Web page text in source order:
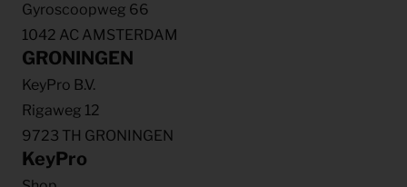
Gyroscoopweg 66
1042 AC AMSTERDAM
GRONINGEN
KeyPro B.V.
Rigaweg 12
9723 TH GRONINGEN
KeyPro